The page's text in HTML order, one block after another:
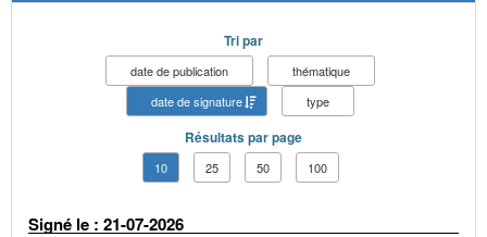
Tri par
date de publication
thématique
date de signature
type
Résultats par page
10 25 50 100
Signé le : 21-07-2026